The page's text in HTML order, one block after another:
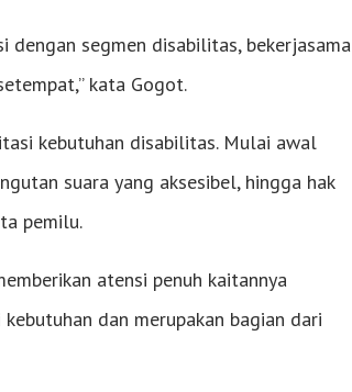
dengan segmen disabilitas, bekerjasama
kata Gogot.
kebutuhan disabilitas. Mulai awal
suara yang aksesibel, hingga hak
pemilu.
atensi penuh kaitannya
dan merupakan bagian dari